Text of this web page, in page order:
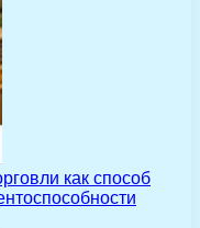
как способ